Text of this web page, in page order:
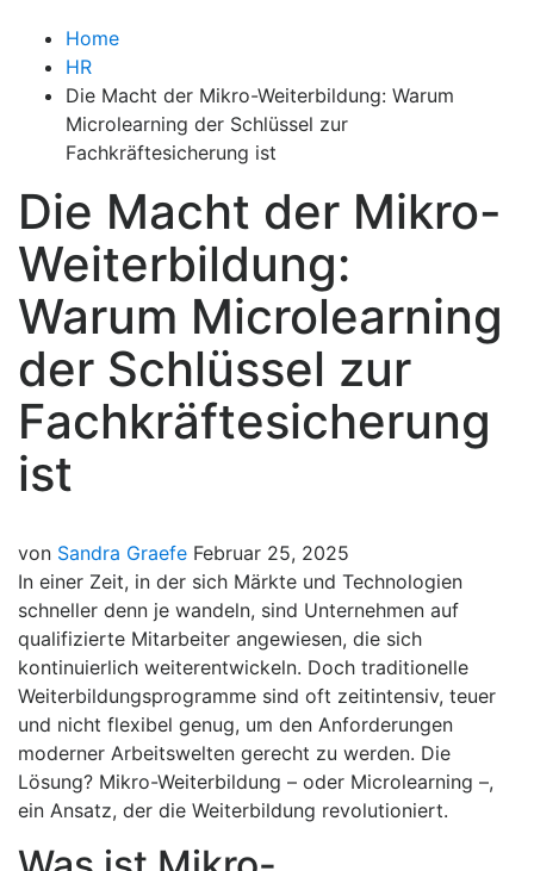
Home
HR
Die Macht der Mikro-Weiterbildung: Warum
Microlearning der Schlüssel zur
Fachkräftesicherung ist
Die Macht der Mikro-
Weiterbildung:
Warum Microlearning
der Schlüssel zur
Fachkräftesicherung
ist
von Sandra Graefe Februar 25, 2025
In einer Zeit, in der sich Märkte und Technologien
schneller denn je wandeln, sind Unternehmen auf
qualifizierte Mitarbeiter angewiesen, die sich
kontinuierlich weiterentwickeln. Doch traditionelle
Weiterbildungsprogramme sind oft zeitintensiv, teuer
und nicht flexibel genug, um den Anforderungen
moderner Arbeitswelten gerecht zu werden. Die
Lösung? Mikro-Weiterbildung – oder Microlearning –,
ein Ansatz, der die Weiterbildung revolutioniert.